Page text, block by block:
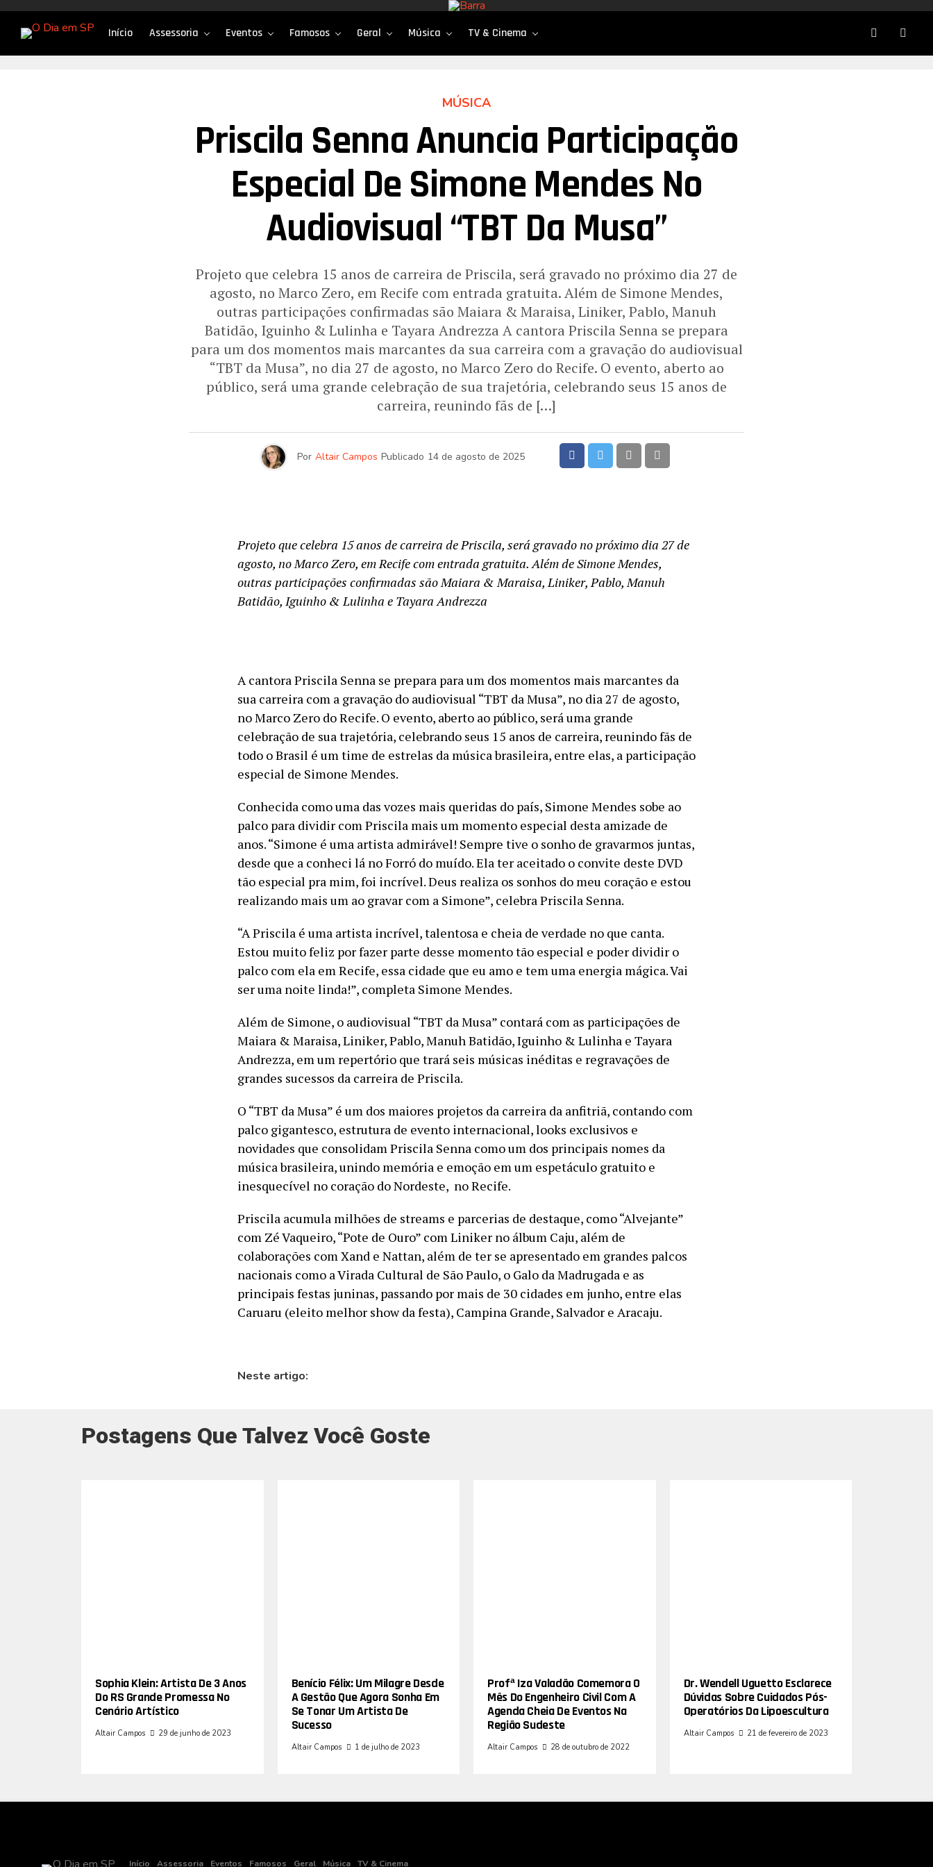
Início Assessoria Eventos Famosos Geral Música TV & Cinema
MÚSICA
Priscila Senna Anuncia Participação
Especial De Simone Mendes No
Audiovisual “TBT Da Musa”
Projeto que celebra 15 anos de carreira de Priscila, será gravado no próximo dia 27 de
agosto, no Marco Zero, em Recife com entrada gratuita. Além de Simone Mendes,
outras participações confirmadas são Maiara & Maraisa, Liniker, Pablo, Manuh
Batidão, Iguinho & Lulinha e Tayara Andrezza A cantora Priscila Senna se prepara
para um dos momentos mais marcantes da sua carreira com a gravação do audiovisual
“TBT da Musa”, no dia 27 de agosto, no Marco Zero do Recife. O evento, aberto ao
público, será uma grande celebração de sua trajetória, celebrando seus 15 anos de
carreira, reunindo fãs de […]
Por Altair Campos Publicado 14 de agosto de 2025
Projeto que celebra 15 anos de carreira de Priscila, será gravado no próximo dia 27 de
agosto, no Marco Zero, em Recife com entrada gratuita. Além de Simone Mendes,
outras participações confirmadas são Maiara & Maraisa, Liniker, Pablo, Manuh
Batidão, Iguinho & Lulinha e Tayara Andrezza
A cantora Priscila Senna se prepara para um dos momentos mais marcantes da
sua carreira com a gravação do audiovisual “TBT da Musa”, no dia 27 de agosto,
no Marco Zero do Recife. O evento, aberto ao público, será uma grande
celebração de sua trajetória, celebrando seus 15 anos de carreira, reunindo fãs de
todo o Brasil é um time de estrelas da música brasileira, entre elas, a participação
especial de Simone Mendes.
Conhecida como uma das vozes mais queridas do país, Simone Mendes sobe ao
palco para dividir com Priscila mais um momento especial desta amizade de
anos. “Simone é uma artista admirável! Sempre tive o sonho de gravarmos juntas,
desde que a conheci lá no Forró do muído. Ela ter aceitado o convite deste DVD
tão especial pra mim, foi incrível. Deus realiza os sonhos do meu coração e estou
realizando mais um ao gravar com a Simone”, celebra Priscila Senna.
“A Priscila é uma artista incrível, talentosa e cheia de verdade no que canta.
Estou muito feliz por fazer parte desse momento tão especial e poder dividir o
palco com ela em Recife, essa cidade que eu amo e tem uma energia mágica. Vai
ser uma noite linda!”, completa Simone Mendes.
Além de Simone, o audiovisual “TBT da Musa” contará com as participações de
Maiara & Maraisa, Liniker, Pablo, Manuh Batidão, Iguinho & Lulinha e Tayara
Andrezza, em um repertório que trará seis músicas inéditas e regravações de
grandes sucessos da carreira de Priscila.
O “TBT da Musa” é um dos maiores projetos da carreira da anfitriã, contando com
palco gigantesco, estrutura de evento internacional, looks exclusivos e
novidades que consolidam Priscila Senna como um dos principais nomes da
música brasileira, unindo memória e emoção em um espetáculo gratuito e
inesquecível no coração do Nordeste, no Recife.
Priscila acumula milhões de streams e parcerias de destaque, como “Alvejante”
com Zé Vaqueiro, “Pote de Ouro” com Liniker no álbum Caju, além de
colaborações com Xand e Nattan, além de ter se apresentado em grandes palcos
nacionais como a Virada Cultural de São Paulo, o Galo da Madrugada e as
principais festas juninas, passando por mais de 30 cidades em junho, entre elas
Caruaru (eleito melhor show da festa), Campina Grande, Salvador e Aracaju.
Neste artigo:
Postagens Que Talvez Você Goste
Sophia Klein: Artista De 3 Anos
Do RS Grande Promessa No
Cenário Artístico
Altair Campos 29 de junho de 2023
Benício Félix: Um Milagre Desde
A Gestão Que Agora Sonha Em
Se Tonar Um Artista De
Sucesso
Altair Campos 1 de julho de 2023
Profª Iza Valadão Comemora O
Mês Do Engenheiro Civil Com A
Agenda Cheia De Eventos Na
Região Sudeste
Altair Campos 28 de outubro de 2022
Dr. Wendell Uguetto Esclarece
Dúvidas Sobre Cuidados Pós-
Operatórios Da Lipoescultura
Altair Campos 21 de fevereiro de 2023
Início Assessoria Eventos Famosos Geral Música TV & Cinema